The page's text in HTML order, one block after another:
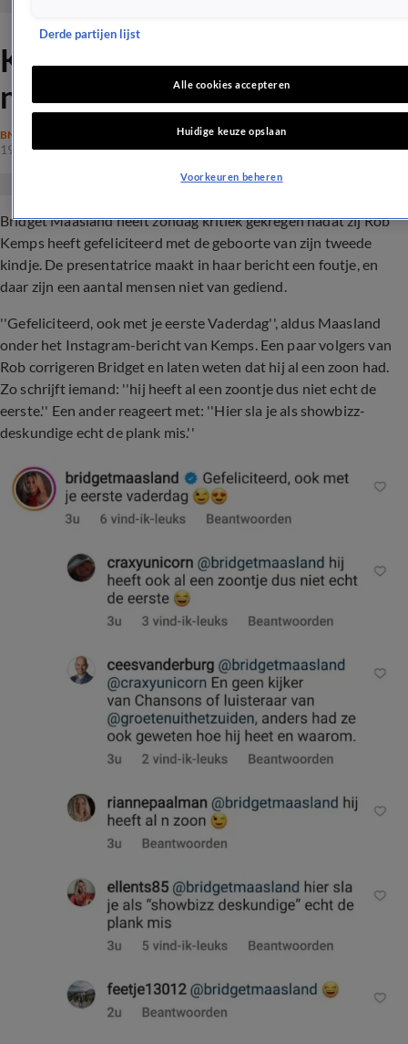
Kritiek op Bridget Maasland
na felicitatie Rob Kemps
BN'ERS
19 juni 2022, 20:32
Bridget Maasland heeft zondag kritiek gekregen nadat zij Rob
Kemps heeft gefeliciteerd met de geboorte van zijn tweede
kindje. De presentatrice maakt in haar bericht een foutje, en
daar zijn een aantal mensen niet van gediend.
''Gefeliciteerd, ook met je eerste Vaderdag'', aldus Maasland
onder het Instagram-bericht van Kemps. Een paar volgers van
Rob corrigeren Bridget en laten weten dat hij al een zoon had.
Zo schrijft iemand: ''hij heeft al een zoontje dus niet echt de
eerste.'' Een ander reageert met: ''Hier sla je als showbizz-
deskundige echt de plank mis.''
Derde partijen lijst
Alle cookies accepteren
Huidige keuze opslaan
Voorkeuren beheren